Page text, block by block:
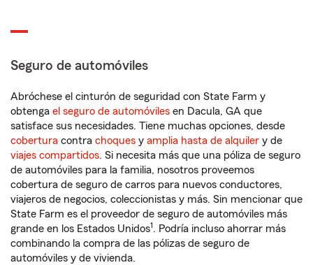
Seguro de automóviles
Abróchese el cinturón de seguridad con State Farm y
obtenga el seguro de automóviles en Dacula, GA que
satisface sus necesidades. Tiene muchas opciones, desde
cobertura contra choques y amplia hasta de alquiler y de
viajes compartidos. Si necesita más que una póliza de seguro
de automóviles para la familia, nosotros proveemos
cobertura de seguro de carros para nuevos conductores,
viajeros de negocios, coleccionistas y más. Sin mencionar que
State Farm es el proveedor de seguro de automóviles más
grande en los Estados Unidos1 . Podría incluso ahorrar más
combinando la compra de las pólizas de seguro de
automóviles y de vivienda.